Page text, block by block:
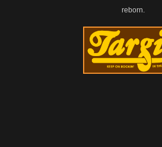
reborn.